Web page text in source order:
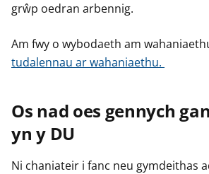
grŵp oedran arbennig.
Am fwy o wybodaeth am
tudalennau ar wahaniaethu.
Os nad oes gennych
yn y DU
Ni chaniateir i fanc neu gymdeithas